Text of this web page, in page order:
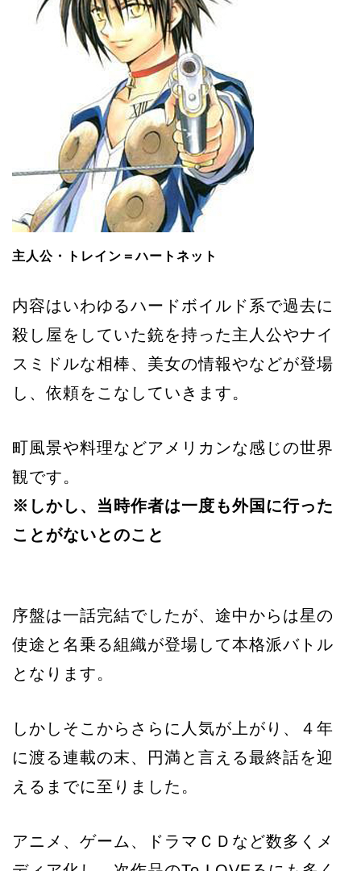
主人公・トレイン＝ハートネット
内容はいわゆるハードボイルド系で過去に
殺し屋をしていた銃を持った主人公やナイ
スミドルな相棒、美女の情報やなどが登場
し、依頼をこなしていきます。
町風景や料理などアメリカンな感じの世界
観です。
※しかし、当時作者は一度も外国に行った
ことがないとのこと
序盤は一話完結でしたが、途中からは星の
使途と名乗る組織が登場して本格派バトル
となります。
しかしそこからさらに人気が上がり、４年
に渡る連載の末、円満と言える最終話を迎
えるまでに至りました。
アニメ、ゲーム、ドラマＣＤなど数多くメ